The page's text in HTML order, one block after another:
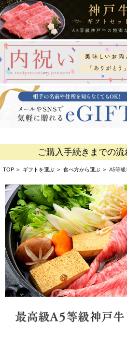
ご購入手続きまでの
TOP > ギフトを選ぶ > 食べ方から選ぶ > A5等